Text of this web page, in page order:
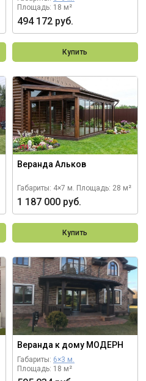
Площадь: 18 м²
494 172 руб.
Купить
Веранда Альков
Габариты: 4×7 м. Площадь: 28 м²
1 187 000 руб.
Купить
Веранда к дому МОДЕРН
Габариты: 6×3 м.
Площадь: 18 м²